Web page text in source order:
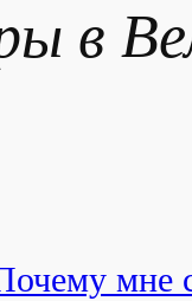
в
мне